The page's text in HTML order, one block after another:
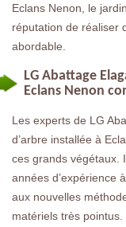
Eclans Nenon, le
réputation de réaliser
abordable.
LG Abattage
Eclans Nenon
Les experts de LG
d’arbre installée à
ces grands végétaux.
années d’expérience
aux nouvelles
matériels très